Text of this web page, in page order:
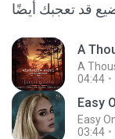
قد تعجبك أيضًا
A
A
04:44
Easy
Easy
03:44